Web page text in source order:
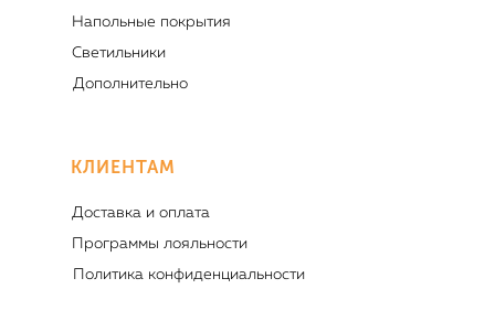
КЛИЕНТАМ
Доставка и оплата
Программы лояльности
Политика конфиденциальности
Напольные покрытия
Светильники
Дополнительно